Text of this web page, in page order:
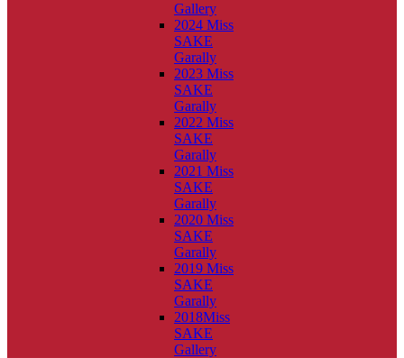
Gallery
2024 Miss
SAKE
Garally
2023 Miss
SAKE
Garally
2022 Miss
SAKE
Garally
2021 Miss
SAKE
Garally
2020 Miss
SAKE
Garally
2019 Miss
SAKE
Garally
2018Miss
SAKE
Gallery